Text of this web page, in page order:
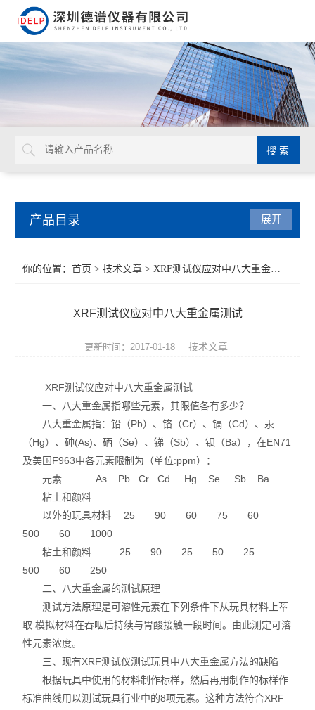
产品目录
ROHS分析仪
卤素检测仪
环保检测仪
液相色谱仪
矿石分析仪
合金分析仪
元素分析仪
不锈钢分析仪
展开
你的位置：首页 >技术文章 > XRF测试仪应对中八大重金属测试
XRF测试仪应对中八大重金属测试
更新时间：2017-01-18 技术文章
XRF测试仪应对中八大重金属测试
一、八大重金属指哪些元素，其限值各有多少？
八大重金属指：铅（Pb）、铬（Cr）、镉（Cd）、汞
（Hg）、砷(As)、硒（Se）、锑（Sb）、钡（Ba），在EN71
及美国F963中各元素限制为（单位:ppm）：
元素 As Pb Cr Cd Hg Se Sb Ba
粘土和颜料
以外的玩具材料 25 90 60 75 60
500 60 1000
粘土和颜料 25 90 25 50 25
500 60 250
二、八大重金属的测试原理
测试方法原理是可溶性元素在下列条件下从玩具材料上萃
取:模拟材料在吞咽后持续与胃酸接触一段时间。由此测定可溶
性元素浓度。
三、现有XRF测试仪测试玩具中八大重金属方法的缺陷
根据玩具中使用的材料制作标样，然后再用制作的标样作
标准曲线用以测试玩具行业中的8项元素。这种方法符合XRF